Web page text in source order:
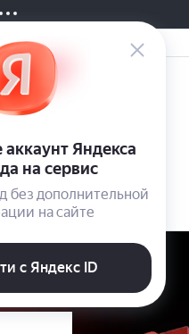
Нижний Новгород
Нефтехимик
1.50 4.05 6.60
Все матчи